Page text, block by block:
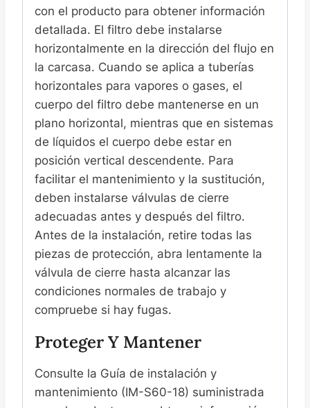
con el producto para obtener información
detallada. El filtro debe instalarse
horizontalmente en la dirección del flujo en
la carcasa. Cuando se aplica a tuberías
horizontales para vapores o gases, el
cuerpo del filtro debe mantenerse en un
plano horizontal, mientras que en sistemas
de líquidos el cuerpo debe estar en
posición vertical descendente. Para
facilitar el mantenimiento y la sustitución,
deben instalarse válvulas de cierre
adecuadas antes y después del filtro.
Antes de la instalación, retire todas las
piezas de protección, abra lentamente la
válvula de cierre hasta alcanzar las
condiciones normales de trabajo y
compruebe si hay fugas.
Proteger Y Mantener
Consulte la Guía de instalación y
mantenimiento (IM-S60-18) suministrada